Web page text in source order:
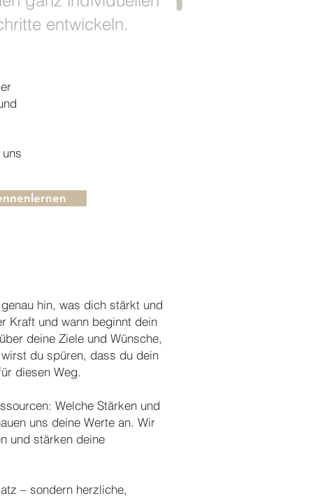
entwickeln.
hin, was dich stärkt und
Kraft und wann beginnt dein
deine Ziele und Wünsche,
du spüren, dass du dein
diesen Weg.
Welche Stärken und
uns deine Werte an. Wir
und stärken deine
– sondern herzliche,